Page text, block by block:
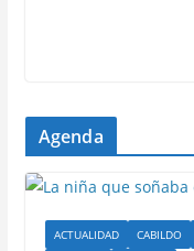
Agenda
ACTUALIDAD CABILDO